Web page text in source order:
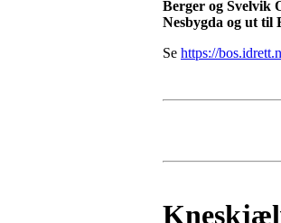
Berger og Svelvik
Nesbygda og ut til
Se https://